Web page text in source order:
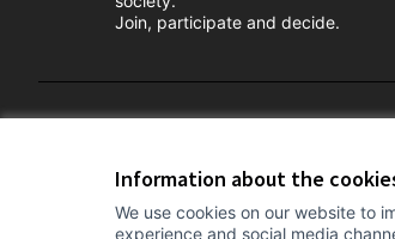
Information about the
We use cookies on our website to
experience and social media
Join, participate and decide.